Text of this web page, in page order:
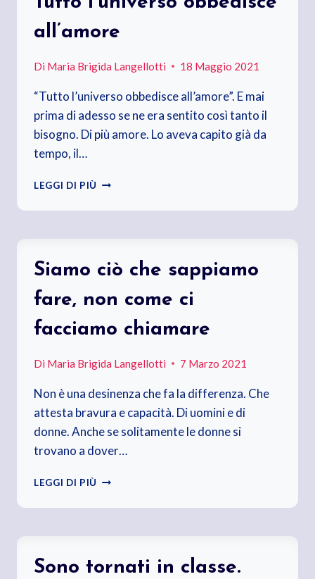
all’amore
Di Maria Brigida Langellotti 18 Maggio 2021
“Tutto l’universo obbedisce all’amore”. E mai
prima di adesso se ne era sentito così tanto il
bisogno. Di più amore. Lo aveva capito già da
tempo, il…
LEGGI DI PIÙ TUTTO
OBBEDISCE
Siamo ciò che sappiamo
fare, non come ci
facciamo chiamare
Di Maria Brigida Langellotti 7 Marzo 2021
Non è una desinenza che fa la differenza. Che
attesta bravura e capacità. Di uomini e di
donne. Anche se solitamente le donne si
trovano a dover…
LEGGI DI PIÙ SIAMO
CHE
COME
Sono tornati in classe.